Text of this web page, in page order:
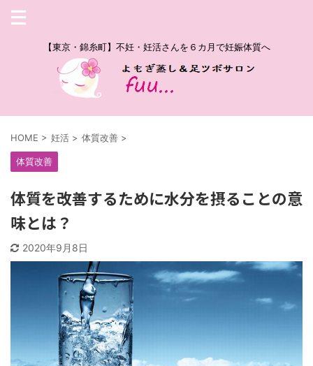
【東京・錦糸町】不妊・妊活さんを６カ月で妊娠体質へ
HOME > 妊活 > 体質改善 >
体質改善
体質を改善するために水分を摂ることの意
味とは？
2020年9月8日